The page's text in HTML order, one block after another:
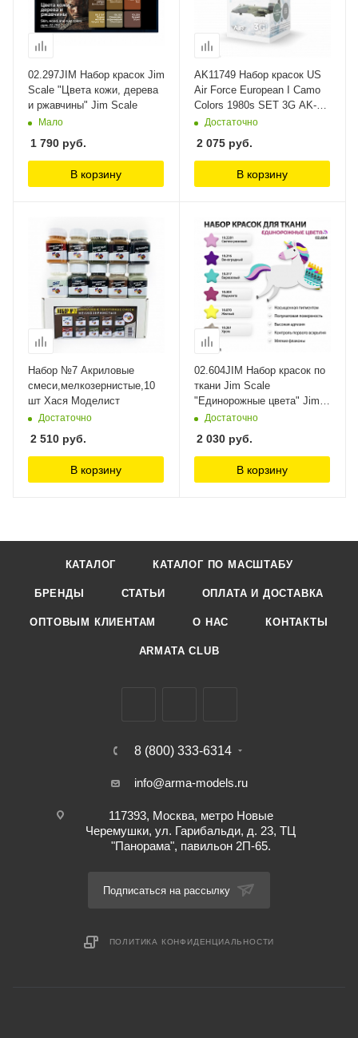
02.297JIM Набор красок Jim
Scale "Цвета кожи, дерева
и ржавчины" Jim Scale
Мало
1 790 руб.
В корзину
AK11749 Набор красок US
Air Force European I Camo
Colors 1980s SET 3G AK-
Interactive
Достаточно
2 075 руб.
В корзину
Набор №7 Акриловые
смеси,мелкозернистые,10
шт Хася Моделист
Достаточно
2 510 руб.
В корзину
02.604JIM Набор красок по
ткани Jim Scale
"Единорожные цвета" Jim
Scale
Достаточно
2 030 руб.
В корзину
КАТАЛОГ КАТАЛОГ ПО МАСШТАБУ
БРЕНДЫ СТАТЬИ ОПЛАТА И ДОСТАВКА
ОПТОВЫМ КЛИЕНТАМ О НАС КОНТАКТЫ
ARMATA CLUB
8 (800) 333-6314
info@arma-models.ru
117393, Москва, метро Новые
Черемушки, ул. Гарибальди, д. 23, ТЦ
"Панорама", павильон 2П-65.
Подписаться на рассылку
ПОЛИТИКА КОНФИДЕНЦИАЛЬНОСТИ